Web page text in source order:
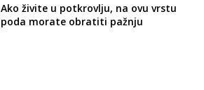
Ako živite u potkrovlju, na ovu vrstu
poda morate obratiti pažnju